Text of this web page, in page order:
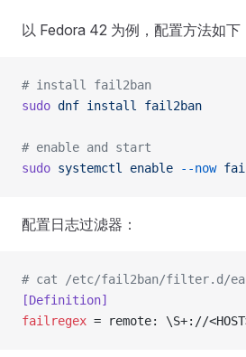
以 Fedora 42 为例，配置方法如下
# install fail2ban
sudo dnf install fail2ban
# enable and start
sudo systemctl enable --now
配置日志过滤器：
# cat /etc/fail2ban/filter.d/
[Definition]
failregex = remote: \S+://